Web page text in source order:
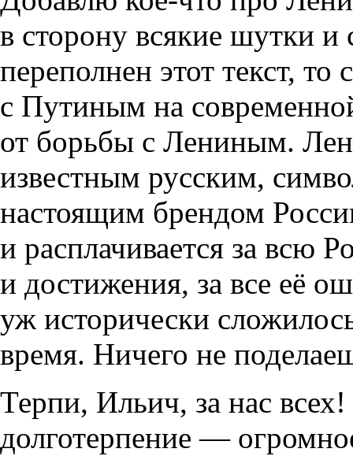
в сторону всякие шутки
переполнен этот текст,
с Путиным на
от борьбы с Лениным.
известным русским,
настоящим брендом
и расплачивается за всю
и достижения, за все её
уж исторически
время. Ничего не
Терпи, Ильич, за нас всех!
долготерпение —